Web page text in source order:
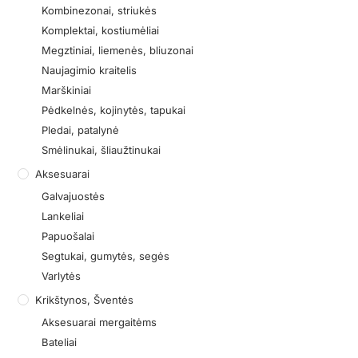
Kombinezonai, striukės
Komplektai, kostiumėliai
Megztiniai, liemenės, bliuzonai
Naujagimio kraitelis
Marškiniai
Pėdkelnės, kojinytės, tapukai
Pledai, patalynė
Smėlinukai, šliaužtinukai
Aksesuarai
Galvajuostės
Lankeliai
Papuošalai
Segtukai, gumytės, segės
Varlytės
Krikštynos, Šventės
Aksesuarai mergaitėms
Bateliai